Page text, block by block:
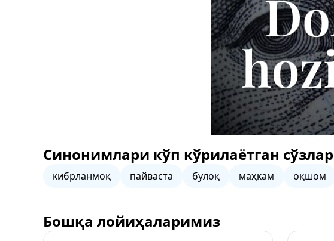
Синонимлари кўп кўрилаётган сўзлар
кибрланмоқ пайваста булоқ маҳкам оқшом
Бошқа лойиҳаларимиз